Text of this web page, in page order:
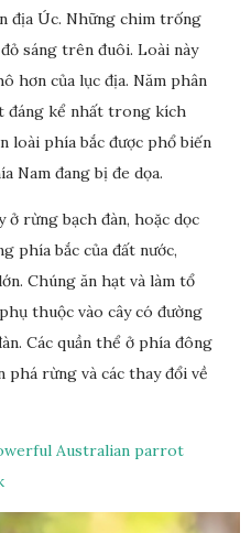
địa Úc. Những chim trống
sáng trên đuôi. Loài này
hơn của lục địa. Năm phân
đáng kể nhất trong kích
loài phía bắc được phổ biến
Nam đang bị đe dọa.
rừng bạch đàn, hoặc dọc
phía bắc của đất nước,
Chúng ăn hạt và làm tổ
thuộc vào cây có đường
Các quần thể ở phía đông
phá rừng và các thay đổi về
Australian parrot